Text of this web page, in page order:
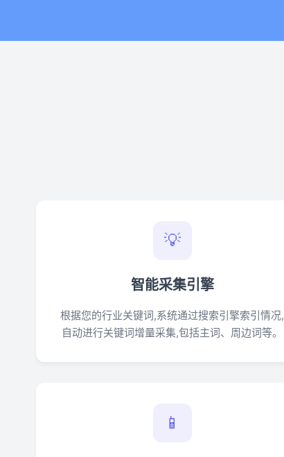
💡
智能采集引擎
根据您的行业关键词,系统通过搜索引擎索引情况,
自动进行关键词增量采集,包括主词、周边词等。
📱